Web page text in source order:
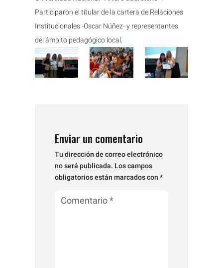
Participaron el titular de la cartera de Relaciones
Institucionales -Oscar Núñez- y representantes
del ámbito pedagógico local.
Enviar un comentario
Tu dirección de correo electrónico
no será publicada. Los campos
obligatorios están marcados con *